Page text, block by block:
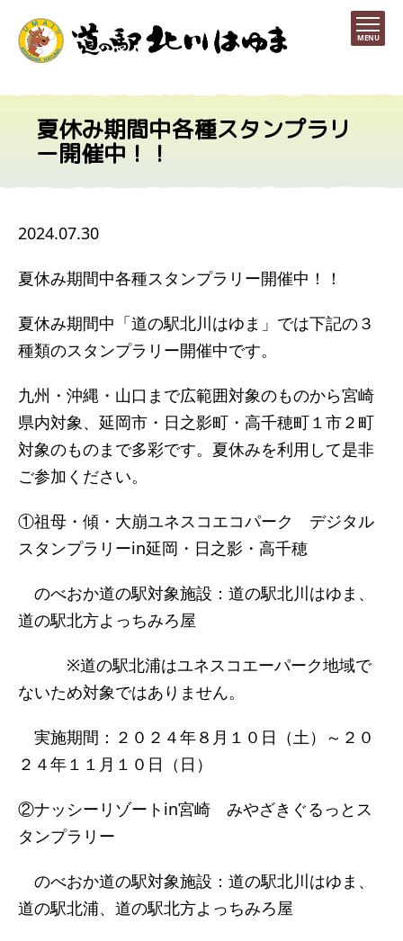
MENU
夏休み期間中各種スタンプラリ
ー開催中！！
2024.07.30
夏休み期間中各種スタンプラリー開催中！！
夏休み期間中「道の駅北川はゆま」では下記の３
種類のスタンプラリー開催中です。
九州・沖縄・山口まで広範囲対象のものから宮崎
県内対象、延岡市・日之影町・高千穂町１市２町
対象のものまで多彩です。夏休みを利用して是非
ご参加ください。
①祖母・傾・大崩ユネスコエコパーク デジタル
スタンプラリーin延岡・日之影・高千穂
のべおか道の駅対象施設：道の駅北川はゆま、
道の駅北方よっちみろ屋
※道の駅北浦はユネスコエーパーク地域で
ないため対象ではありません。
実施期間：２０２４年８月１０日（土）～２０
２４年１１月１０日（日）
②ナッシーリゾートin宮崎 みやざきぐるっとス
タンプラリー
のべおか道の駅対象施設：道の駅北川はゆま、
道の駅北浦、道の駅北方よっちみろ屋